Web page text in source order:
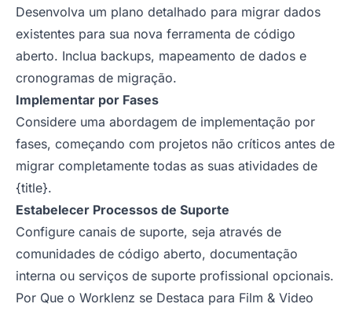
Desenvolva um plano detalhado para migrar dados
existentes para sua nova ferramenta de código
aberto. Inclua backups, mapeamento de dados e
cronogramas de migração.
Implementar por Fases
Considere uma abordagem de implementação por
fases, começando com projetos não críticos antes de
migrar completamente todas as suas atividades de
{title}.
Estabelecer Processos de Suporte
Configure canais de suporte, seja através de
comunidades de código aberto, documentação
interna ou serviços de suporte profissional opcionais.
Por Que o Worklenz se Destaca para Film & Video